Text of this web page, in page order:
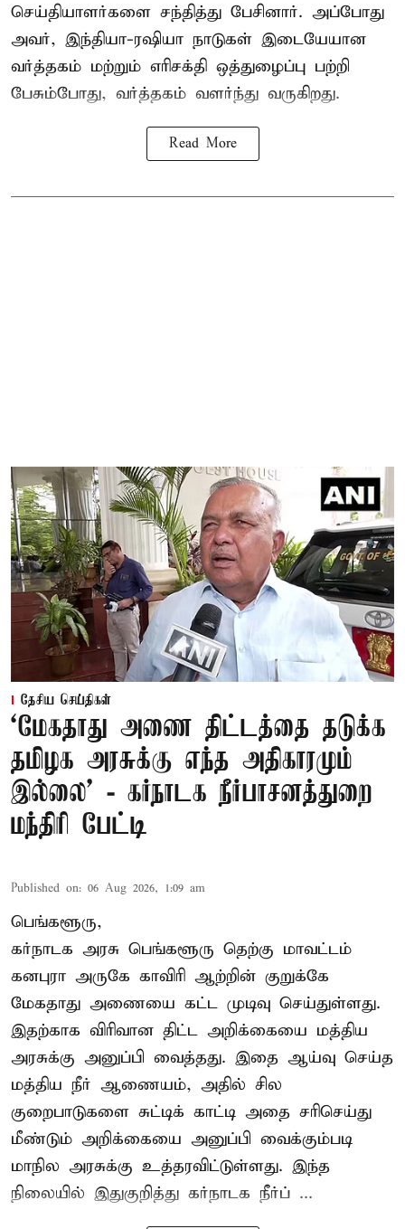
செய்தியாளர்களை சந்தித்து பேசினார். அப்போது
அவர், இந்தியா-ரஷியா நாடுகள் இடையேயான
வர்த்தகம் மற்றும் எரிசக்தி ஒத்துழைப்பு பற்றி
பேசும்போது, வர்த்தகம் வளர்ந்து வருகிறது.
Read More
தேசிய செய்திகள்
‘மேகதாது அணை திட்டத்தை தடுக்க
தமிழக அரசுக்கு எந்த அதிகாரமும்
இல்லை’ - கர்நாடக நீர்பாசனத்துறை
மந்திரி பேட்டி
Published on: 06 Aug 2026, 1:09 am
பெங்களூரு,
கர்நாடக அரசு பெங்களூரு தெற்கு மாவட்டம்
கனபுரா அருகே காவிரி ஆற்றின் குறுக்கே
மேகதாது அணையை கட்ட முடிவு செய்துள்ளது.
இதற்காக விரிவான திட்ட அறிக்கையை மத்திய
அரசுக்கு அனுப்பி வைத்தது. இதை ஆய்வு செய்த
மத்திய நீர் ஆணையம், அதில் சில
குறைபாடுகளை சுட்டிக் காட்டி அதை சரிசெய்து
மீண்டும் அறிக்கையை அனுப்பி வைக்கும்படி
மாநில அரசுக்கு உத்தரவிட்டுள்ளது. இந்த
நிலையில் இதுகுறித்து கர்நாடக நீர்ப் ...